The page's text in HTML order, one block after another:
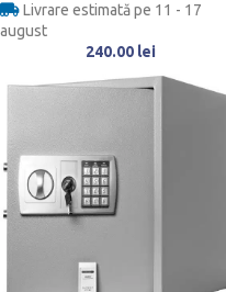
Livrare estimată pe 11 - 17
august
240.00 lei